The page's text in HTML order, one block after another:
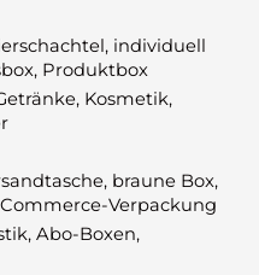
individuell
Produktbox
Kosmetik,
braune Box,
Verpackung
Abo-Boxen,